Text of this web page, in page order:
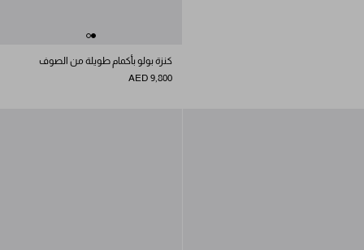
كنزة بولو بأكمام طويلة من الصوف
AED 9,800